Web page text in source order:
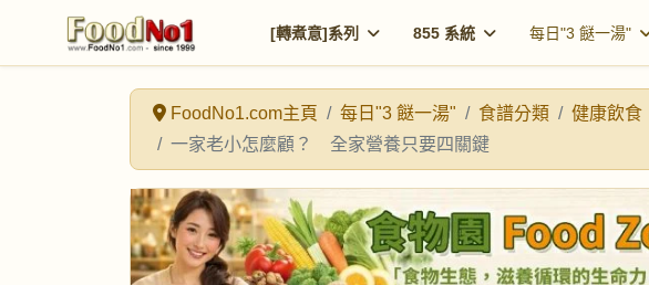
[轉煮意]系列 855 系統 每日"3 餸一湯"
FoodNo1.com主頁 每日"3 餸一湯" 食譜分類
健康飲食
一家老小怎麼顧？ 全家營養只要四關鍵